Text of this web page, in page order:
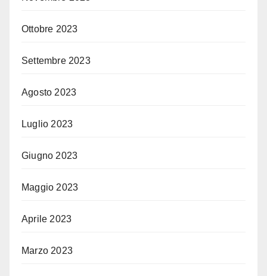
Ottobre 2023
Settembre 2023
Agosto 2023
Luglio 2023
Giugno 2023
Maggio 2023
Aprile 2023
Marzo 2023